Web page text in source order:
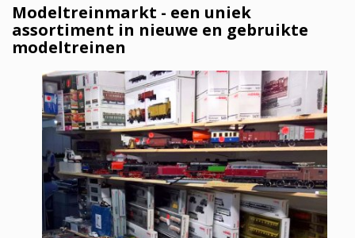
Modeltreinmarkt - een uniek
assortiment in nieuwe en gebruikte
modeltreinen